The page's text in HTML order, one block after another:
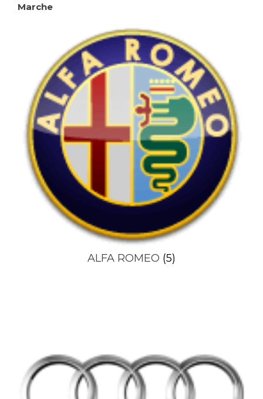
Marche
ALFA ROMEO (5)